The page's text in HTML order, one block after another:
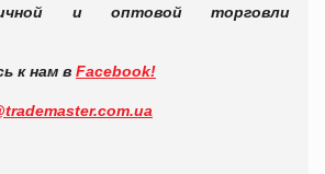
и оптовой торговли
к нам в Facebook!